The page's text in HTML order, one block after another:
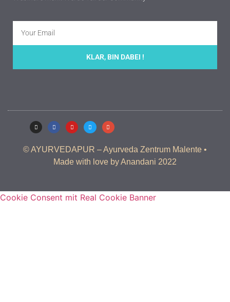
KLAR, BIN DABEI !
© AYURVEDAPUR – Ayurveda Zentrum Malente •
Made with love by Anandani 2022
Cookie Consent mit Real Cookie Banner